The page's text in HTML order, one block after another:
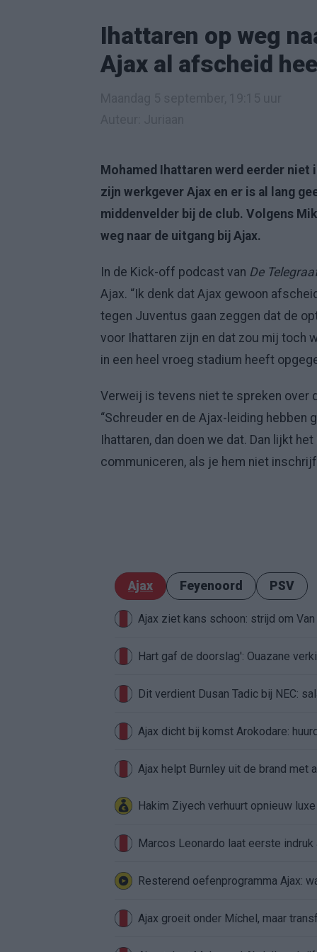
Ihattaren op weg
Ajax al afscheid
Mohamed Ihattaren werd eerder
zijn werkgever Ajax en er is al lang
middenvelder bij de club. Volgens
weg naar de uitgang bij Ajax.
In de Kick-off podcast van De
Ajax. “Ik denk dat Ajax gewoon
tegen Juventus gaan zeggen dat de
voor Ihattaren zijn en dat zou mij toch
in een heel vroeg stadium heeft
Verweij is tevens niet te spreken over
“Schreuder en de Ajax-leiding
Ihattaren, dan doen we dat. Dan lijkt
communiceren, als je hem niet
Ajax Feyenoord PSV
Ajax ziet kans schoon: strijd om
Hart gaf de doorslag': Ouazane
Dit verdient Dusan Tadic bij NEC:
Ajax dicht bij komst Arokodare:
Ajax helpt Burnley uit de brand met
Hakim Ziyech verhuurt opnieuw
Marcos Leonardo laat eerste
Resterend oefenprogramma Ajax:
Ajax groeit onder Míchel, maar